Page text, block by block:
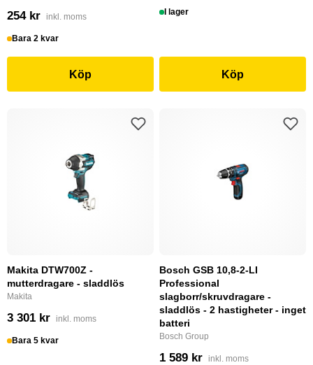
254 kr inkl. moms
Bara 2 kvar
Köp
I lager
Köp
Makita DTW700Z -
mutterdragare - sladdlös
Makita
3 301 kr inkl. moms
Bara 5 kvar
Bosch GSB 10,8-2-LI
Professional
slagborr/skruvdragare -
sladdlös - 2 hastigheter - inget
batteri
Bosch Group
1 589 kr inkl. moms